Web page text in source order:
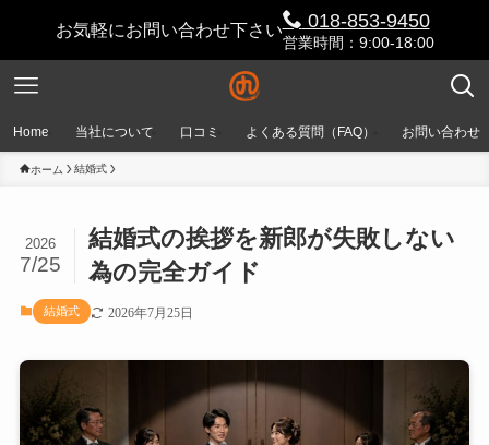
お気軽にお問い合わせ下さい 018-853-9450
営業時間：9:00-18:00
Home 当社について 口コミ よくある質問（FAQ） お問い合わせ
ホーム 結婚式
結婚式の挨拶を新郎が失敗しない
為の完全ガイド
2026
7/25
結婚式 2026年7月25日